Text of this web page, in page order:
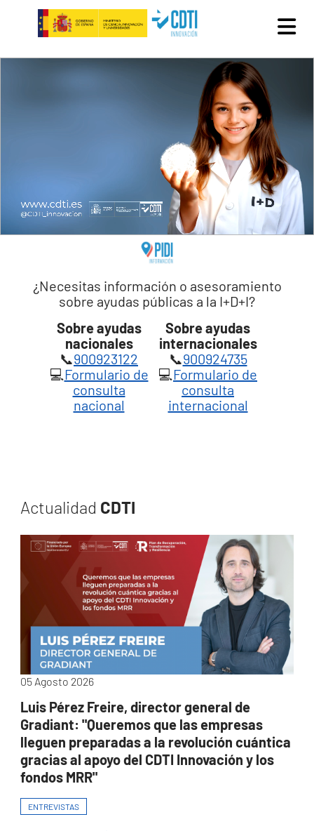
Pasar al contenido principal
¿Necesitas información o asesoramiento
sobre ayudas públicas a la I+D+I?
Sobre ayudas
nacionales
Sobre ayudas
internacionales
📞900923122 📞900924735
💻Formulario de
consulta
nacional
💻Formulario de
consulta
internacional
Actualidad CDTI
05 Agosto 2026
Luis Pérez Freire, director general de
Gradiant: "Queremos que las empresas
lleguen preparadas a la revolución cuántica
gracias al apoyo del CDTI Innovación y los
fondos MRR"
ENTREVISTAS